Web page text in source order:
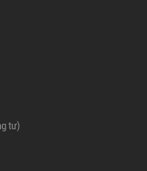
tư)